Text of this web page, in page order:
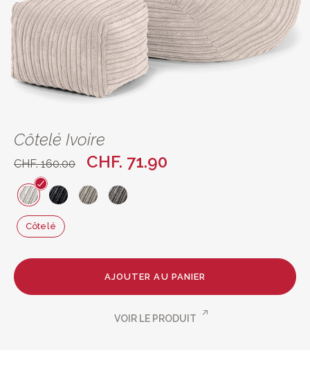
Côtelé Ivoire
CHF. 160.00 CHF. 71.90
Côtelé
AJOUTER AU PANIER
VOIR LE PRODUIT